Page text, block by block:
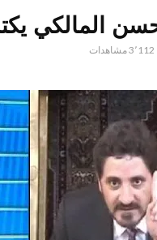
المالكي
3٬112 مشاهدات